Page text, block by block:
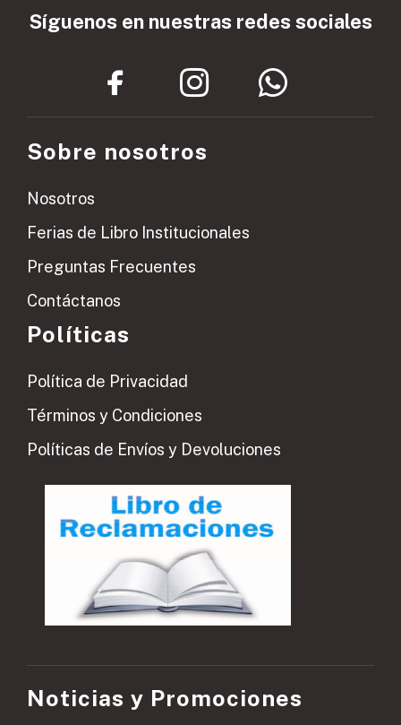
Síguenos en nuestras redes sociales
Sobre nosotros
Nosotros
Ferias de Libro Institucionales
Preguntas Frecuentes
Contáctanos
Políticas
Política de Privacidad
Términos y Condiciones
Políticas de Envíos y Devoluciones
Noticias y Promociones